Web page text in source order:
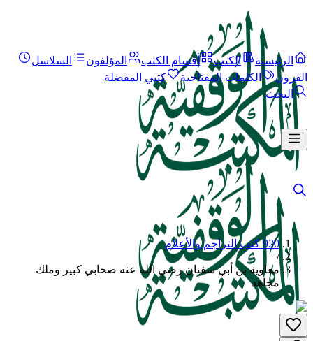
الرئيسية الكتب أقسام الكتب المؤلفون
السلاسل
القرون
الكلمات المفتاحية
كتبي المفضلة
البحث
920 كتب التراجم والأعلام
/
معاوية بن أبي سفيان رضي الله عنه صحابي كبير وملك
مجاهد